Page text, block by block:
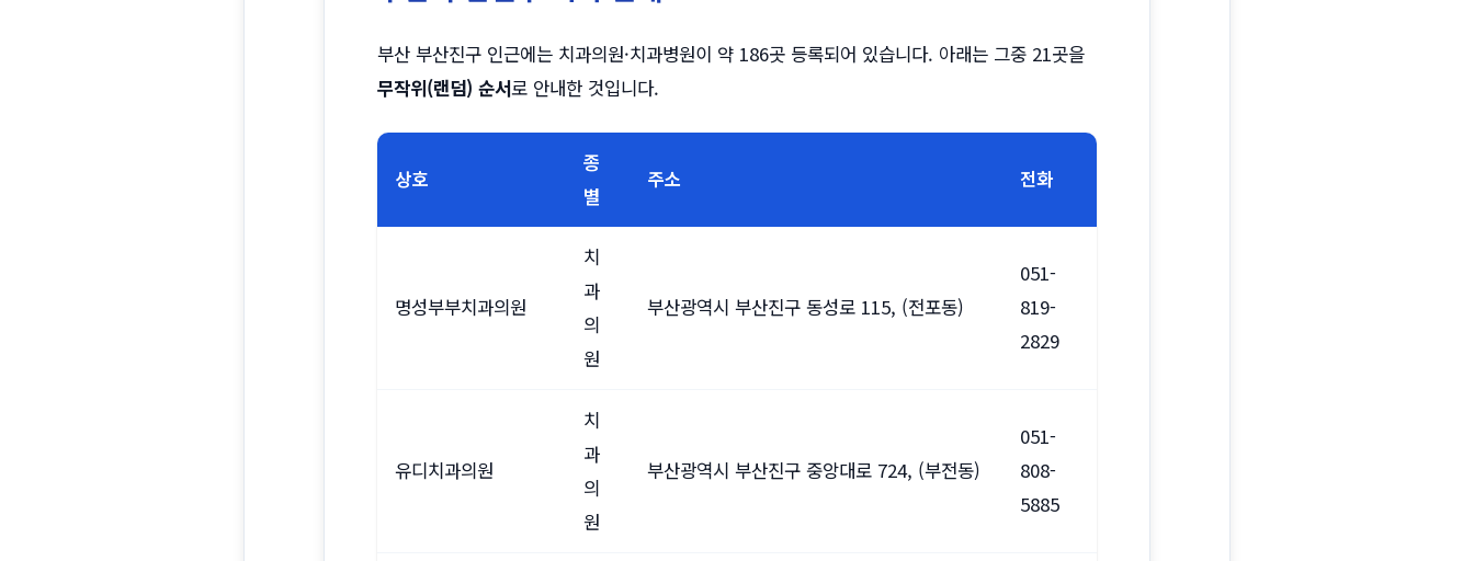
부산 부산진구 인근에는 치과의원·치과병원이 약 186곳 등록되어 있습니다. 아래는 그중 21곳을
무작위(랜덤) 순서로 안내한 것입니다.
상호
종
별
주소 전화
명성부부치과의원
치
과
의
원
부산광역시 부산진구 동성로 115, (전포동)
051-
819-
2829
유디치과의원
치
과
의
원
부산광역시 부산진구 중앙대로 724, (부전동)
051-
808-
5885